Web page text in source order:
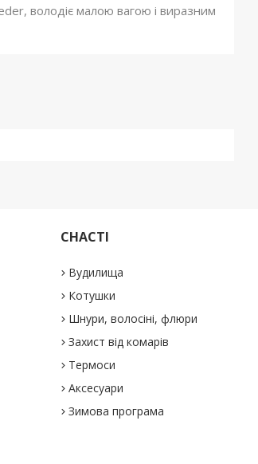
володіє малою вагою і виразним
СНАСТІ
Вудилища
Котушки
Шнури, волосіні, флюри
Захист від комарів
Термоси
Аксесуари
Зимова програма